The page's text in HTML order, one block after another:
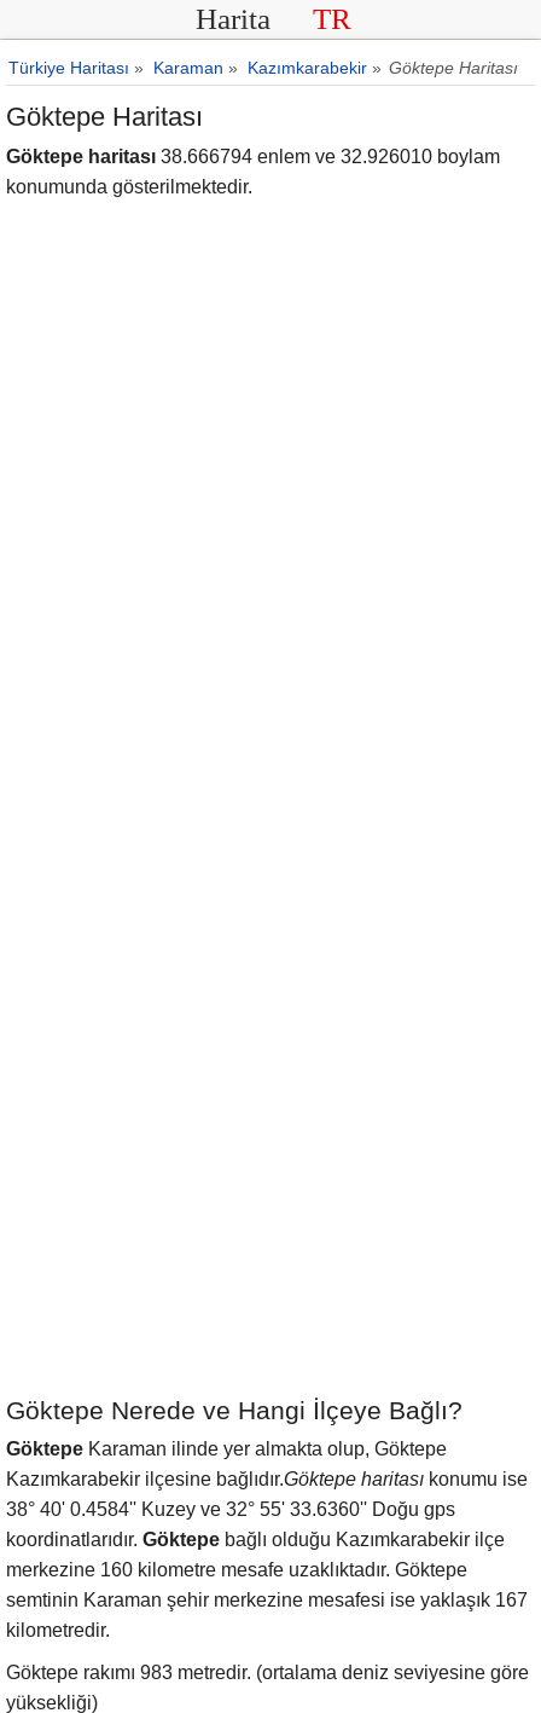
Harita TR
Türkiye Haritası » Karaman » Kazımkarabekir » Göktepe Haritası
Göktepe Haritası
Göktepe haritası 38.666794 enlem ve 32.926010 boylam
konumunda gösterilmektedir.
Göktepe Nerede ve Hangi İlçeye Bağlı?
Göktepe Karaman ilinde yer almakta olup, Göktepe
Kazımkarabekir ilçesine bağlıdır.Göktepe haritası konumu ise
38° 40' 0.4584'' Kuzey ve 32° 55' 33.6360'' Doğu gps
koordinatlarıdır. Göktepe bağlı olduğu Kazımkarabekir ilçe
merkezine 160 kilometre mesafe uzaklıktadır. Göktepe
semtinin Karaman şehir merkezine mesafesi ise yaklaşık 167
kilometredir.
Göktepe rakımı 983 metredir. (ortalama deniz seviyesine göre
yüksekliği)